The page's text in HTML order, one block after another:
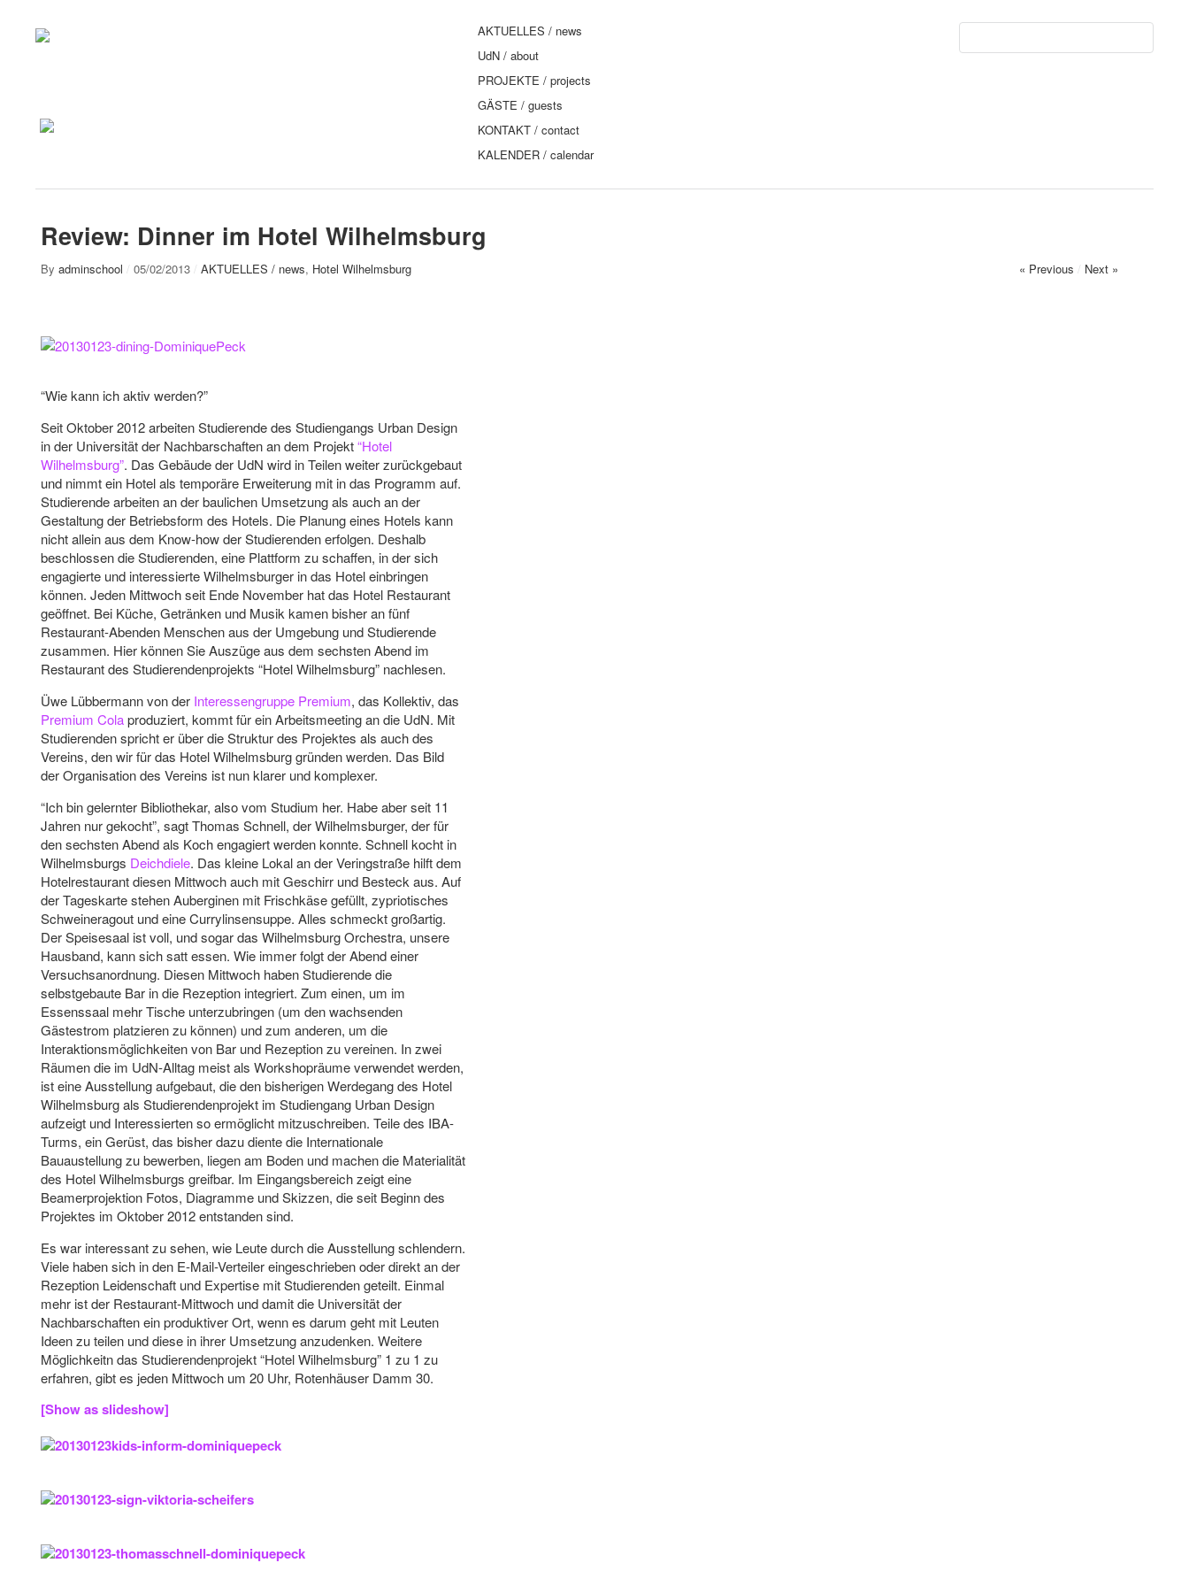
AKTUELLES / news
UdN / about
PROJEKTE / projects
GÄSTE / guests
KONTAKT / contact
KALENDER / calendar
Review: Dinner im Hotel Wilhelmsburg
« Previous / Next »
By adminschool / 05/02/2013 / AKTUELLES / news, Hotel Wilhelmsburg
“Wie kann ich aktiv werden?”
Seit Oktober 2012 arbeiten Studierende des Studiengangs Urban Design
in der Universität der Nachbarschaften an dem Projekt“Hotel
Wilhelmsburg”. Das Gebäude der UdN wird in Teilen weiter zurückgebaut
und nimmt ein Hotel als temporäre Erweiterung mit in das Programm auf.
Studierende arbeiten an der baulichen Umsetzung als auch an der
Gestaltung der Betriebsform des Hotels. Die Planung eines Hotels kann
nicht allein aus dem Know-how der Studierenden erfolgen. Deshalb
beschlossen die Studierenden, eine Plattform zu schaffen, in der sich
engagierte und interessierte Wilhelmsburger in das Hotel einbringen
können. Jeden Mittwoch seit Ende November hat das Hotel Restaurant
geöffnet. Bei Küche, Getränken und Musik kamen bisher an fünf
Restaurant-Abenden Menschen aus der Umgebung und Studierende
zusammen. Hier können Sie Auszüge aus dem sechsten Abend im
Restaurant des Studierendenprojekts “Hotel Wilhelmsburg” nachlesen.
Üwe Lübbermann von der Interessengruppe Premium, das Kollektiv, das
Premium Colaproduziert, kommt für ein Arbeitsmeeting an die UdN. Mit
Studierenden spricht er über die Struktur des Projektes als auch des
Vereins, den wir für das Hotel Wilhelmsburg gründen werden. Das Bild
der Organisation des Vereins ist nun klarer und komplexer.
“Ich bin gelernter Bibliothekar, also vom Studium her. Habe aber seit 11
Jahren nur gekocht”, sagt Thomas Schnell, der Wilhelmsburger, der für
den sechsten Abend als Koch engagiert werden konnte. Schnell kocht in
Wilhelmsburgs Deichdiele. Das kleine Lokal an der Veringstraße hilft dem
Hotelrestaurant diesen Mittwoch auch mit Geschirr und Besteck aus. Auf
der Tageskarte stehen Auberginen mit Frischkäse gefüllt, zypriotisches
Schweineragout und eine Currylinsensuppe. Alles schmeckt großartig.
Der Speisesaal ist voll, und sogar das Wilhelmsburg Orchestra, unsere
Hausband, kann sich satt essen. Wie immer folgt der Abend einer
Versuchsanordnung. Diesen Mittwoch haben Studierende die
selbstgebaute Bar in die Rezeption integriert. Zum einen, um im
Essenssaal mehr Tische unterzubringen (um den wachsenden
Gästestrom platzieren zu können) und zum anderen, um die
Interaktionsmöglichkeiten von Bar und Rezeption zu vereinen. In zwei
Räumen die im UdN-Alltag meist als Workshopräume verwendet werden,
ist eine Ausstellung aufgebaut, die den bisherigen Werdegang des Hotel
Wilhelmsburg als Studierendenprojekt im Studiengang Urban Design
aufzeigt und Interessierten so ermöglicht mitzuschreiben. Teile des IBA-
Turms, ein Gerüst, das bisher dazu diente die Internationale
Bauaustellung zu bewerben, liegen am Boden und machen die Materialität
des Hotel Wilhelmsburgs greifbar. Im Eingangsbereich zeigt eine
Beamerprojektion Fotos, Diagramme und Skizzen, die seit Beginn des
Projektes im Oktober 2012 entstanden sind.
Es war interessant zu sehen, wie Leute durch die Ausstellung schlendern.
Viele haben sich in den E-Mail-Verteiler eingeschrieben oder direkt an der
Rezeption Leidenschaft und Expertise mit Studierenden geteilt. Einmal
mehr ist der Restaurant-Mittwoch und damit die Universität der
Nachbarschaften ein produktiver Ort, wenn es darum geht mit Leuten
Ideen zu teilen und diese in ihrer Umsetzung anzudenken. Weitere
Möglichkeitn das Studierendenprojekt “Hotel Wilhelmsburg” 1 zu 1 zu
erfahren, gibt es jeden Mittwoch um 20 Uhr, Rotenhäuser Damm 30.
[Show as slideshow]